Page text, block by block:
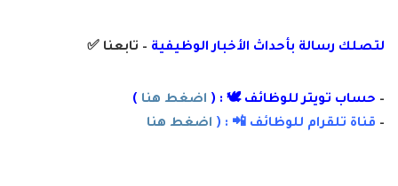
لتصلك رسالة بأحداث الأخبار الوظيفية – تابعنا ✅
– حساب تويتر للوظائف 🕊 : ( اضغط هنا )
– قناة تلقرام للوظائف 📲 : ( اضغط هنا